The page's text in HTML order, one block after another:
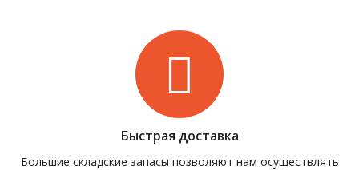
Быстрая доставка
Большие складские запасы позволяют нам осуществлять